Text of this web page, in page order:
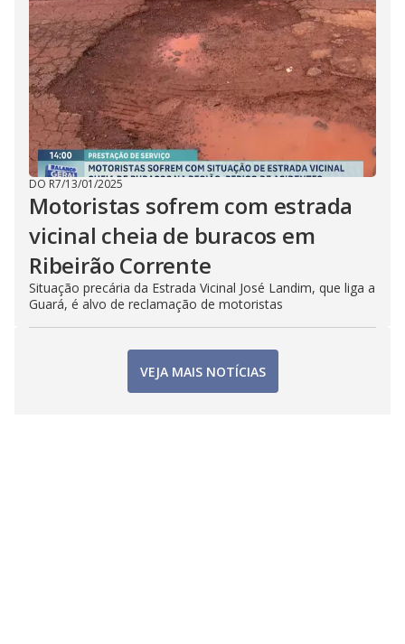
DO R7/13/01/2025
Motoristas sofrem com estrada
vicinal cheia de buracos em
Ribeirão Corrente
Situação precária da Estrada Vicinal José Landim, que liga a
Guará, é alvo de reclamação de motoristas
VEJA MAIS NOTÍCIAS